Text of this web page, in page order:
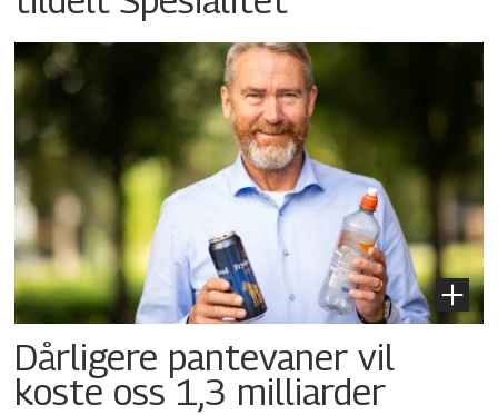
Dårligere pantevaner vil
koste oss 1,3 milliarder